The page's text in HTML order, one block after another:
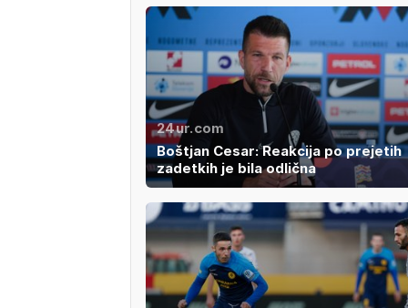
24ur.com
Boštjan Cesar: Reakcija po prejetih
zadetkih je bila odlična